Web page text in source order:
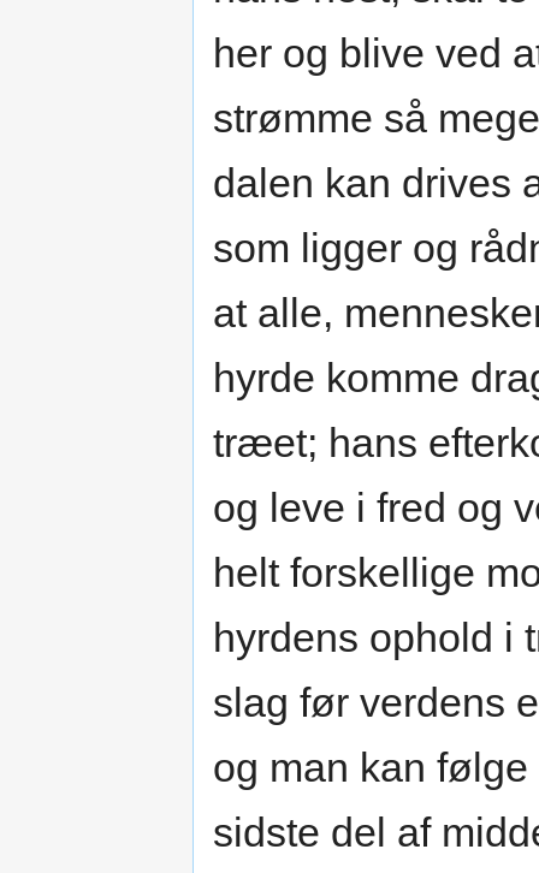
her og blive ved
strømme så
dalen kan drives
som ligger og
at alle,
hyrde komme
træet; hans
og leve i fred og
helt forskellige
hyrdens ophold i
slag før verdens
og man kan
sidste del af